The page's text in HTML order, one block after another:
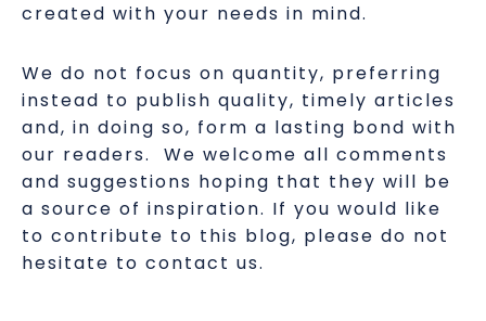
created with your needs in mind.
We do not focus on quantity, preferring
instead to publish quality, timely articles
and, in doing so, form a lasting bond with
our readers. We welcome all comments
and suggestions hoping that they will be
a source of inspiration. If you would like
to contribute to this blog, please do not
hesitate to contact us.